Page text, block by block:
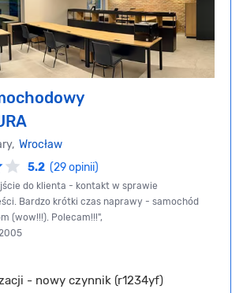
Wrocław
5.2 (29 opinii)
do klienta - kontakt w sprawie
Bardzo krótki czas naprawy - samochód
(wow!!!). Polecam!!!",
- nowy czynnik (r1234yf)